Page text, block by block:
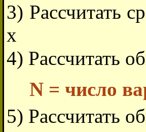
3) Рассчитать
x
4) Рассчитать
N = число
5) Рассчитать